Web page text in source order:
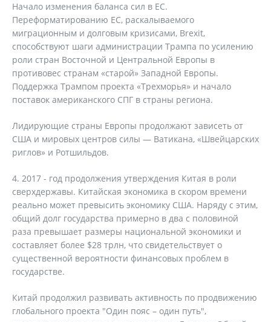
Начало изменения баланса сил в ЕС.
Переформатированию ЕС, раскалываемого
миграционным и долговым кризисами, Brexit,
способствуют шаги администрации Трампа по усилению
роли стран Восточной и Центральной Европы в
противовес странам «старой» Западной Европы.
Поддержка Трампом проекта «Трехморья» и начало
поставок американского СПГ в страны региона.
Лидирующие страны Европы продолжают зависеть от
США и мировых центров силы — Ватикана, «Швейцарских
риглов» и Ротшильдов.
4. 2017 - год продолжения утверждения Китая в роли
сверхдержавы. Китайская экономика в скором времени
реально может превысить экономику США. Наряду с этим,
общий долг государства примерно в два с половиной
раза превышает размеры национальной экономики и
составляет более $28 трлн, что свидетельствует о
существенной вероятности финансовых проблем в
государстве.
Китай продолжил развивать активность по продвижению
глобального проекта "Один пояс – один путь",